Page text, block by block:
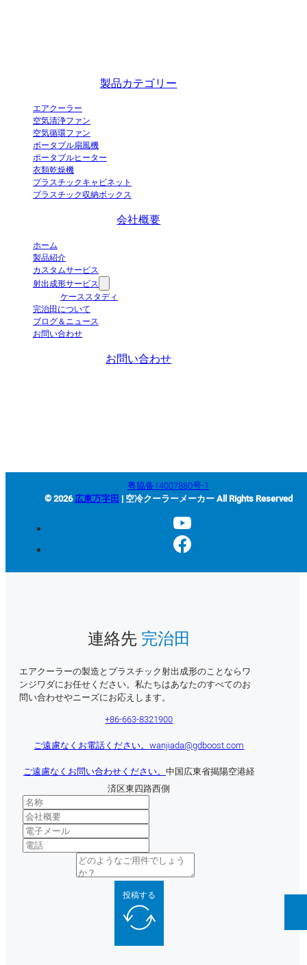
製品カテゴリー
エアクーラー
空気清浄ファン
空気循環ファン
ポータブル扇風機
ポータブルヒーター
衣類乾燥機
プラスチックキャビネット
プラスチック収納ボックス
会社概要
ホーム
製品紹介
カスタムサービス
射出成形サービス
ケーススタディ
完治田について
ブログ＆ニュース
お問い合わせ
お問い合わせ
粤協备14007880号-1
© 2026広東万字田 | 空冷クーラーメーカー All Rights Reserved
連絡先 完治田
エアクーラーの製造とプラスチック射出成形のことならワ
ンジワダにお任せください。私たちはあなたのすべてのお
問い合わせやニーズにお応えします。
+86-663-8321900
ご遠慮なくお電話ください。wanjiada@gdboost.com
ご遠慮なくお問い合わせください。 中国広東省揭陽空港経
済区東四路西側
投稿する